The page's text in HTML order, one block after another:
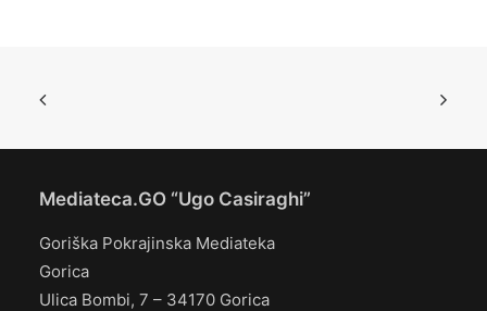
Mediateca.GO “Ugo Casiraghi”
Goriška Pokrajinska Mediateka
Gorica
Ulica Bombi, 7 – 34170 Gorica